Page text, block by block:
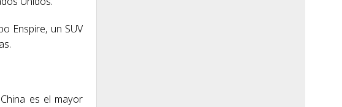
Enspire, un SUV
es el mayor